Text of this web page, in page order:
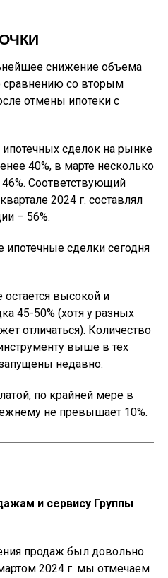
снижение объема
сравнению со вторым
отмены ипотеки с
сделок на рынке
40%, в марте несколько
Соответствующий
2024 г. составлял
– 56%.
ипотечные сделки сегодня
высокой и
45-50% (хотя у разных
отличаться). Количество
выше в тех
недавно.
по крайней мере в
не превышает 10%.
и сервису Группы
продаж был довольно
2024 г. мы отмечаем